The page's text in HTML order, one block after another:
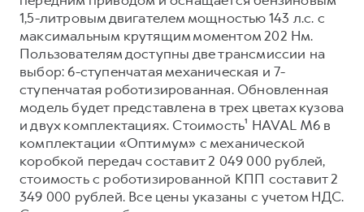
POER
от 3 449 000 ₽
Для малого бизнеса
Корпоративным клиентам
Крупным корпоративным клиентам
Система управления автопарком GWM Fleet
Сервис для корпоративных клиентов
HAVAL Лизинг
АКСЕССУАРЫ HAVAL
Мобильное приложение GWM
Программа «HAVAL Защита+»
Руководства по эксплуатации
Подписки
АКСЕССУАРЫ HAVAL
Автомобильные аксессуары
Коллекция CITY
1,5-литровым двигателем мощностью 143 л.с. с
максимальным крутящим моментом 202 Нм.
Пользователям доступны две трансмиссии на
выбор: 6-ступенчатая механическая и 7-
ступенчатая роботизированная. Обновленная
модель будет представлена в трех цветах кузова
и двух комплектациях. Cтоимость¹ HAVAL M6 в
комплектации «Оптимум» с механической
коробкой передач составит 2 049 000 рублей,
стоимость с роботизированной КПП составит 2
349 000 рублей. Все цены указаны с учетом НДС.